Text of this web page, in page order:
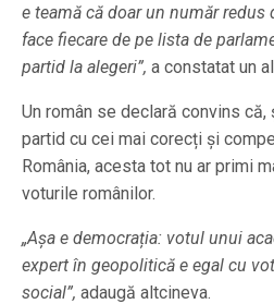
e teamă că doar un număr
face fiecare de pe lista de
partid la alegeri”, a constatat un
Un român se declară convins că,
partid cu cei mai corecți și
România, acesta tot nu ar primi
voturile românilor.
„Așa e democrația: votul unui
expert în geopolitică e egal cu
social”, adaugă altcineva.